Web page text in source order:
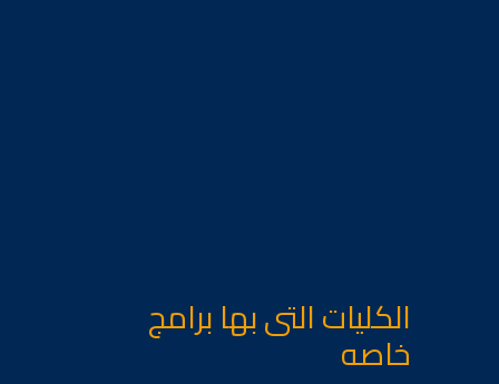
الكليات التى بها برامج
خاصه